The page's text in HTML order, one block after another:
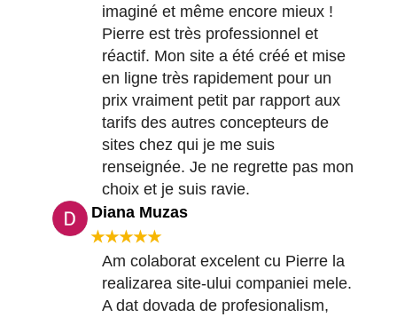
imaginé et même encore mieux !
Pierre est très professionnel et
réactif. Mon site a été créé et mise
en ligne très rapidement pour un
prix vraiment petit par rapport aux
tarifs des autres concepteurs de
sites chez qui je me suis
renseignée. Je ne regrette pas mon
choix et je suis ravie.
Diana Muzas
★★★★★
Am colaborat excelent cu Pierre la
realizarea site-ului companiei mele.
A dat dovada de profesionalism,